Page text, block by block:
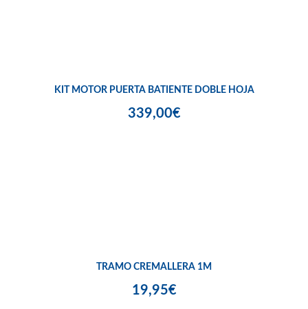
KIT MOTOR PUERTA BATIENTE DOBLE HOJA
339,00€
TRAMO CREMALLERA 1M
19,95€